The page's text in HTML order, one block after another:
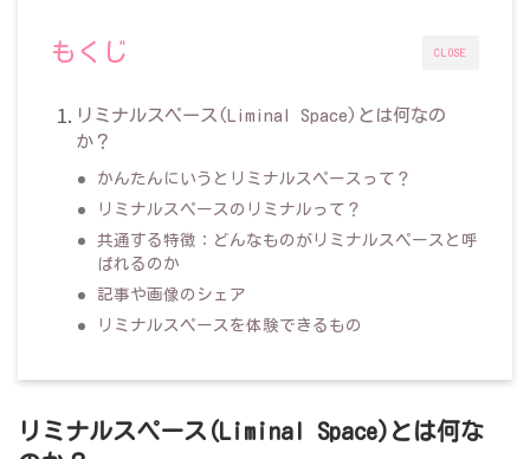
CLOSE
もくじ
リミナルスペース(Liminal Space)とは何なの
か？
かんたんにいうとリミナルスペースって？
リミナルスペースのリミナルって？
共通する特徴：どんなものがリミナルスペースと呼
ばれるのか
記事や画像のシェア
リミナルスペースを体験できるもの
リミナルスペース(Liminal Space)とは何な